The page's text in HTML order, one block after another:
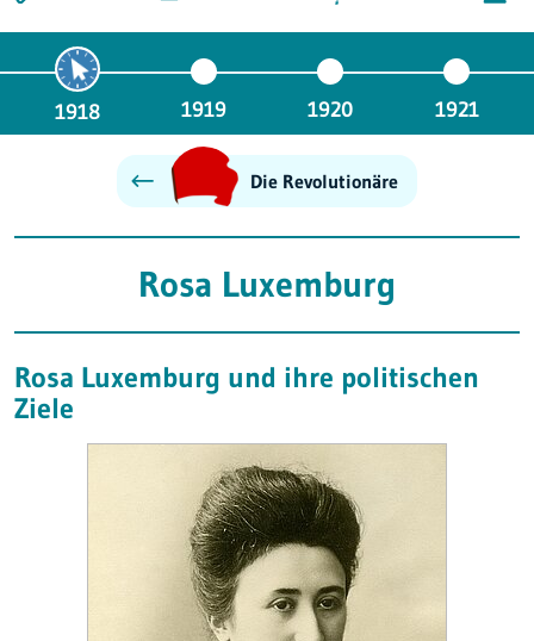
1918 1919 1920 1921
Die Revolutionäre
Rosa Luxemburg
Rosa Luxemburg und ihre politischen
Ziele